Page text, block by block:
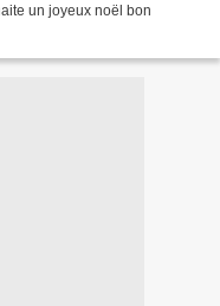
un joyeux noël bon